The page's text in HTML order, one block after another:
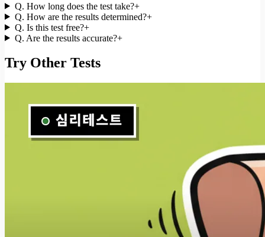
Q. How long does the test take?+
Q. How are the results determined?+
Q. Is this test free?+
Q. Are the results accurate?+
Try Other Tests